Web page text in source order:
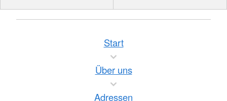
Start
Über uns
Adressen